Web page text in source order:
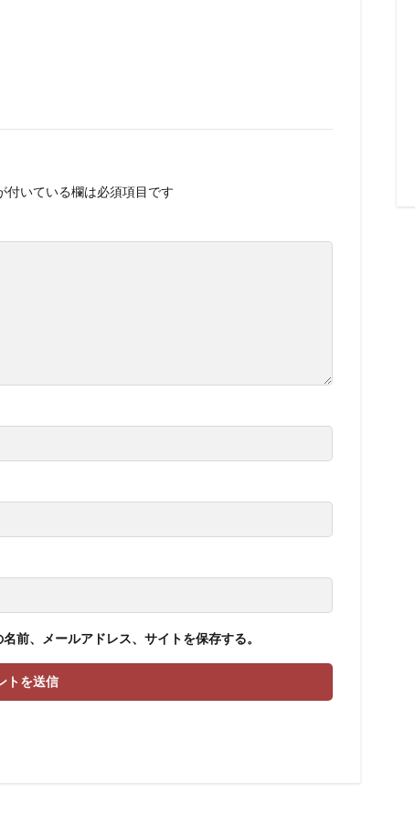
付いている欄は必須項目です
前、メールアドレス、サイトを保存する。